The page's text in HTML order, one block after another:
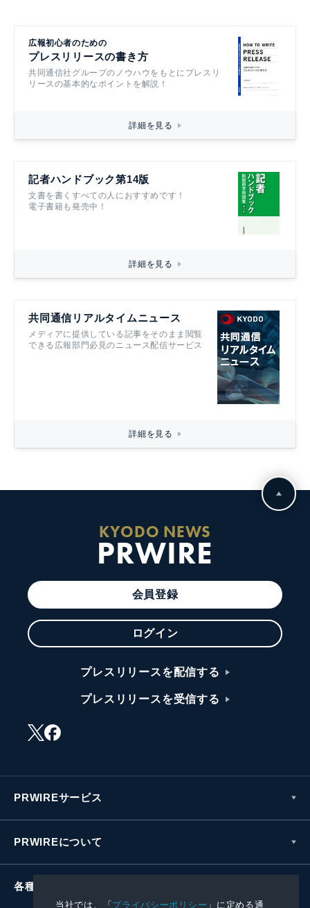
当社では、「プライバシーポリシー 」に定める通
広報初心者のための
プレスリリースの書き方
共同通信社グループのノウハウをもとにプレスリ
リースの基本的なポイントを解説！
詳細を見る
記者ハンドブック第14版
文書を書くすべての人におすすめです！
電子書籍も発売中！
詳細を見る
共同通信リアルタイムニュース
メディアに提供している記事をそのまま閲覧
できる広報部門必見のニュース配信サービス
詳細を見る
KYODO NEWS
PRWIRE
会員登録
ログイン
プレスリリースを配信する
プレスリリースを受信する
PRWIREサービス
PRWIREについて
各種お問い合わせ